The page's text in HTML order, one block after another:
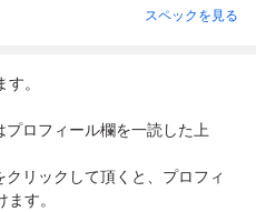
スペックを見る
。
ロフィール欄を一読した上
リックして頂くと、プロフィ
す。